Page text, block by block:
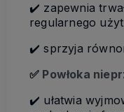
✔️ zapewnia
regularnego
✔️ sprzyja
✅ Powłoka
✔️ ułatwia